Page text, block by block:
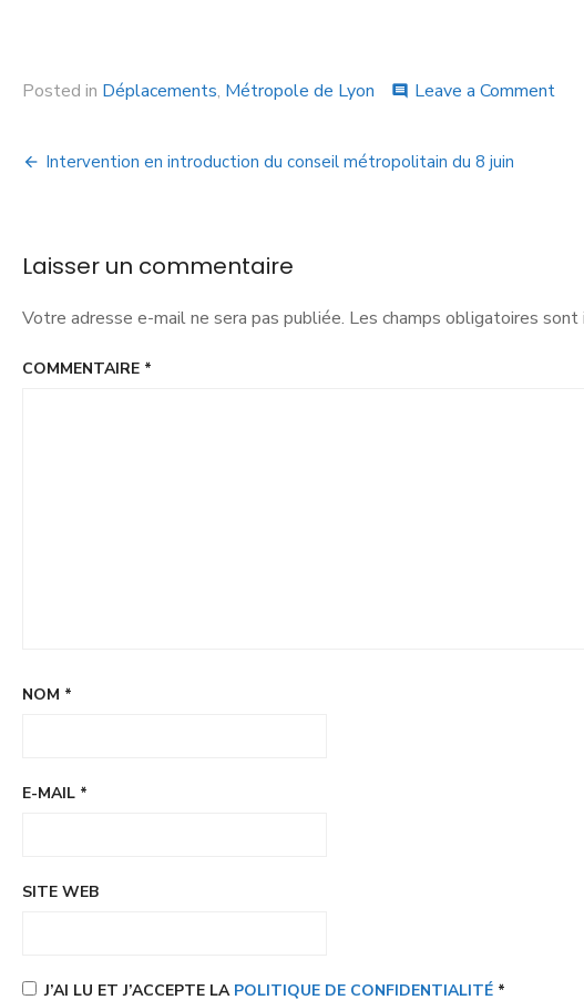
Posted in Déplacements, Métropole de Lyon comment Leave a Comment
Intervention en introduction du conseil métropolitain du 8 juin
Laisser un commentaire
Votre adresse e-mail ne sera pas publiée. Les champs obligatoires sont
COMMENTAIRE *
NOM *
E-MAIL *
SITE WEB
J’AI LU ET J’ACCEPTE LA POLITIQUE DE CONFIDENTIALITÉ *